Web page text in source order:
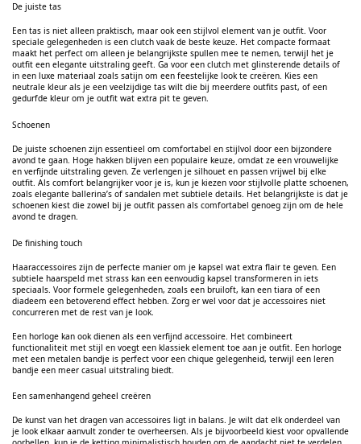
De juiste tas
Een tas is niet alleen praktisch, maar ook een stijlvol element van je outfit. Voor
speciale gelegenheden is een clutch vaak de beste keuze. Het compacte formaat
maakt het perfect om alleen je belangrijkste spullen mee te nemen, terwijl het je
outfit een elegante uitstraling geeft. Ga voor een clutch met glinsterende details of
in een luxe materiaal zoals satijn om een feestelijke look te creëren. Kies een
neutrale kleur als je een veelzijdige tas wilt die bij meerdere outfits past, of een
gedurfde kleur om je outfit wat extra pit te geven.
Schoenen
De juiste schoenen zijn essentieel om comfortabel en stijlvol door een bijzondere
avond te gaan. Hoge hakken blijven een populaire keuze, omdat ze een vrouwelijke
en verfijnde uitstraling geven. Ze verlengen je silhouet en passen vrijwel bij elke
outfit. Als comfort belangrijker voor je is, kun je kiezen voor stijlvolle platte schoenen,
zoals elegante ballerina’s of sandalen met subtiele details. Het belangrijkste is dat je
schoenen kiest die zowel bij je outfit passen als comfortabel genoeg zijn om de hele
avond te dragen.
De finishing touch
Haaraccessoires zijn de perfecte manier om je kapsel wat extra flair te geven. Een
subtiele haarspeld met strass kan een eenvoudig kapsel transformeren in iets
speciaals. Voor formele gelegenheden, zoals een bruiloft, kan een tiara of een
diadeem een betoverend effect hebben. Zorg er wel voor dat je accessoires niet
concurreren met de rest van je look.
Een horloge kan ook dienen als een verfijnd accessoire. Het combineert
functionaliteit met stijl en voegt een klassiek element toe aan je outfit. Een horloge
met een metalen bandje is perfect voor een chique gelegenheid, terwijl een leren
bandje een meer casual uitstraling biedt.
Een samenhangend geheel creëren
De kunst van het dragen van accessoires ligt in balans. Je wilt dat elk onderdeel van
je look elkaar aanvult zonder te overheersen. Als je bijvoorbeeld kiest voor opvallende